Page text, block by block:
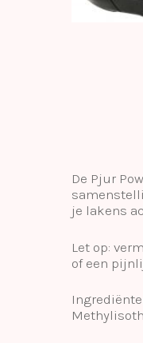
De Pjur
je lakens
Let op:
of een